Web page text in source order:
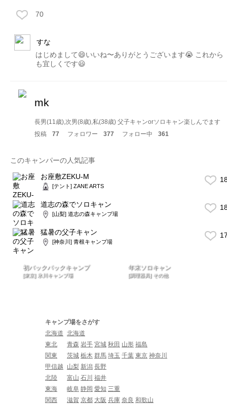
70
すな
はじめまして😄いいね〜ありがとうございます😭 これから
も宜しくです😃
mk
長男(11歳),次男(8歳),私(38歳) 父子キャンorソロキャン楽しんでます
投稿
77 フォロワー 377 フォロー中 361
このキャンパーの人気記事
お座敷ZEKU-M
[テント] ZANE ARTS
道志の森でソロキャン
[山梨] 道志の森キャンプ場
猛暑の父子キャン
[神奈川] 青根キャンプ場
初バックパックキャンプ
[東京] 氷川キャンプ場
年末ソロキャン
[調理器具] その他
キャンプ場をさがす
北海道 北海道
東北
青森 岩手 宮城 秋田 山形 福島
関東
茨城 栃木 群馬 埼玉 千葉 東京 神奈川
甲信越
山梨 新潟 長野
北陸
富山 石川 福井
東海
岐阜 静岡 愛知 三重
関西
滋賀 京都 大阪 兵庫 奈良 和歌山